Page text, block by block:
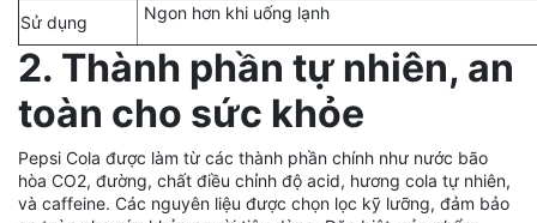
Sử dụng Ngon hơn khi uống lạnh
2. Thành phần tự nhiên, an
toàn cho sức khỏe
Pepsi Cola được làm từ các thành phần chính như nước bão
hòa CO2, đường, chất điều chỉnh độ acid, hương cola tự nhiên,
và caffeine. Các nguyên liệu được chọn lọc kỹ lưỡng, đảm bảo